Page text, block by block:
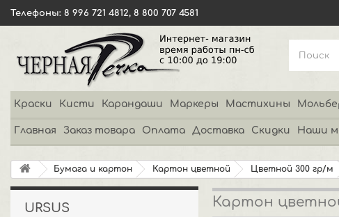
Телефоны: 8 996 721 4812, 8 800 707 4581
Краски Кисти Карандаши Маркеры Мастихины
Главная Заказ товара Оплата Доставка Скидки Наши
Бумага и картон Картон цветной Цветной 300 гр/м
URSUS Картон